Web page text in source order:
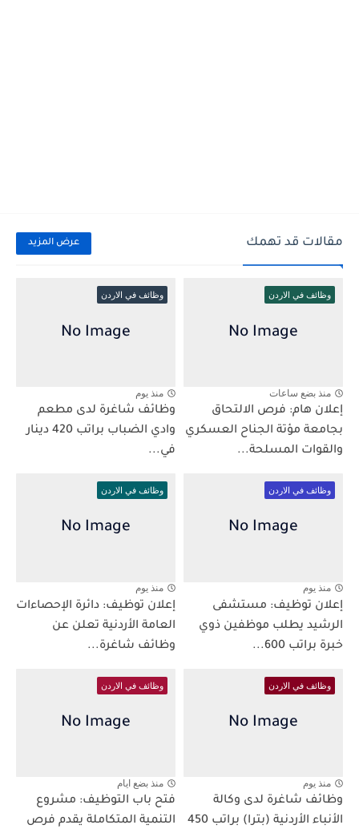
مقالات قد تهمك عرض المزيد
وظائف في الاردن
منذ بضع ساعات
إعلان هام: فرص الالتحاق
بجامعة مؤتة الجناح العسكري
والقوات المسلحة...
وظائف في الاردن
منذ يوم
وظائف شاغرة لدى مطعم
وادي الضباب براتب 420 دينار
في...
وظائف في الاردن
منذ يوم
إعلان توظيف: مستشفى
الرشيد يطلب موظفين ذوي
خبرة براتب 600...
وظائف في الاردن
منذ يوم
إعلان توظيف: دائرة الإحصاءات
العامة الأردنية تعلن عن
وظائف شاغرة...
وظائف في الاردن
منذ يوم
وظائف شاغرة لدى وكالة
الأنباء الأردنية (بترا) براتب 450
وظائف في الاردن
منذ بضع ايام
فتح باب التوظيف: مشروع
التنمية المتكاملة يقدم فرص